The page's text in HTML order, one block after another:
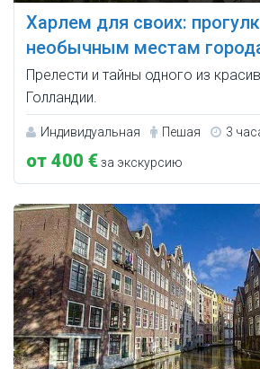
Харлем для своих:
необычным местам
Прелести и тайны одного из
Голландии.
Индивидуальная Пешая 3
от 400 €за экскурсию